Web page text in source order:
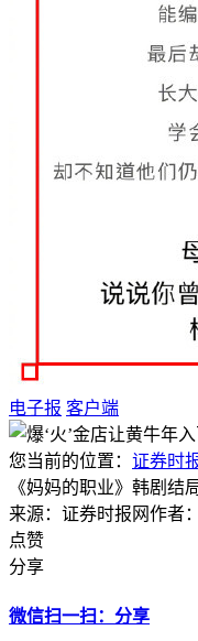
电子报 客户端
您当前的位置： 证券时
《妈妈的职业》韩剧结
来源：证券时报网作者
点赞
分享
微信扫一扫：分享